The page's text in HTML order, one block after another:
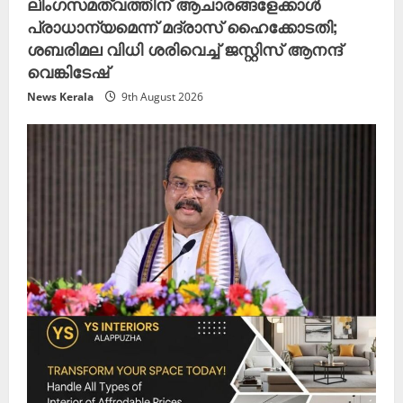
പ്രാധാന്യമെന്ന് മദ്രാസ് ഹൈക്കോടതി;
ശബരിമല വിധി ശരിവെച്ച് ജസ്റ്റിസ് ആനന്ദ്
വെങ്കിടേഷ്
News Kerala 9th August 2026